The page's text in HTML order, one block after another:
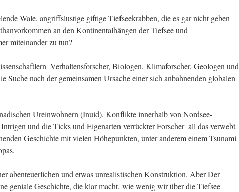
Wale, angriffslustige giftige Tiefseekrabben, die es gar nicht geben
an den Kontinentalhängen der Tiefsee und
miteinander zu tun?
 Verhaltensforscher, Biologen, Klimaforscher, Geologen und
Suche nach der gemeinsamen Ursache einer sich anbahnenden globalen
Ureinwohnern (Inuid), Konflikte innerhalb von Nordsee-
und die Ticks und Eigenarten verrückter Forscher  all das verwebt
Geschichte mit vielen Höhepunkten, unter anderem einem Tsunami
abenteuerlichen und etwas unrealistischen Konstruktion. Aber Der
geniale Geschichte, die klar macht, wie wenig wir über die Tiefsee